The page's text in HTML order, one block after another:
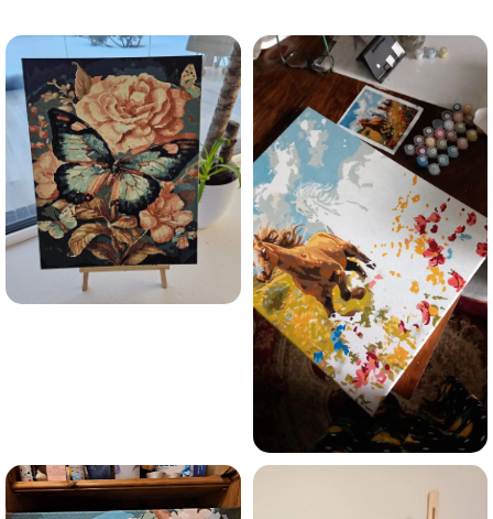
Esmu iepazinies ar GleznoPats.lv privātuma politiku un
piekrītu tai
GleznoPats.lvPrivātuma politika
SAŅEMT -10%